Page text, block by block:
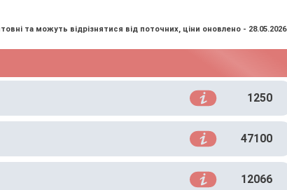
та можуть відрізнятися від поточних, ціни оновлено - 28.05.2026
1250
47100
12066